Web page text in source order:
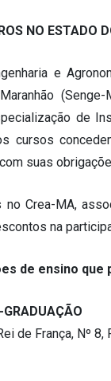
NO ESTADO
e
de
cursos
suas
Crea-MA,
na
de ensino
de França, Nº